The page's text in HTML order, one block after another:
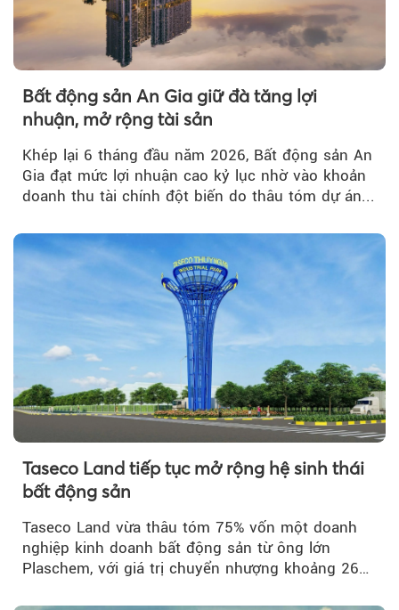
Bất động sản An Gia giữ đà tăng lợi
nhuận, mở rộng tài sản
Khép lại 6 tháng đầu năm 2026, Bất động sản An
Gia đạt mức lợi nhuận cao kỷ lục nhờ vào khoản
doanh thu tài chính đột biến do thâu tóm dự án...
Taseco Land tiếp tục mở rộng hệ sinh thái
bất động sản
Taseco Land vừa thâu tóm 75% vốn một doanh
nghiệp kinh doanh bất động sản từ ông lớn
Plaschem, với giá trị chuyển nhượng khoảng 262